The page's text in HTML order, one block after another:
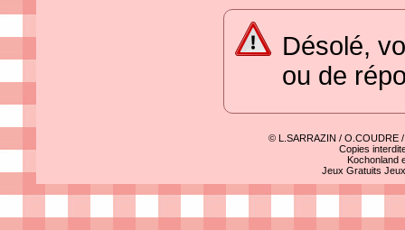
Désolé,
ou de
© L.SARRAZIN / O.COUDRE
Copies
Kochonland
Jeux Gratuits Jeux